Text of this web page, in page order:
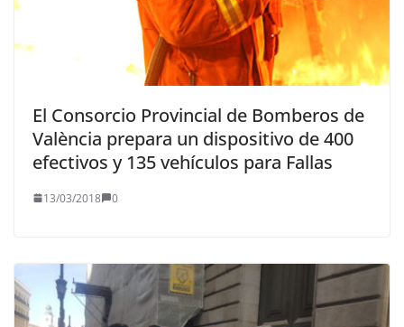
El Consorcio Provincial de Bomberos de
València prepara un dispositivo de 400
efectivos y 135 vehículos para Fallas
13/03/2018 0